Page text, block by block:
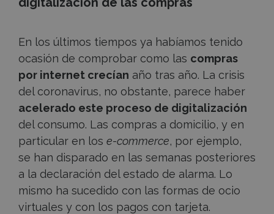
En los últimos tiempos ya habíamos tenido
ocasión de comprobar como las compras
por internet crecían año tras año. La crisis
del coronavirus, no obstante, parece haber
acelerado este proceso de digitalización
del consumo. Las compras a domicilio, y en
particular en los e-commerce, por ejemplo,
se han disparado en las semanas posteriores
a la declaración del estado de alarma. Lo
mismo ha sucedido con las formas de ocio
virtuales y con los pagos con tarjeta.